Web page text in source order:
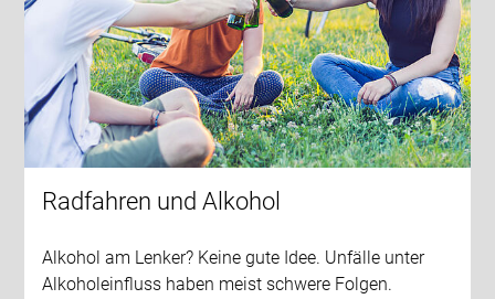
Radfahren und Alkohol
Alkohol am Lenker? Keine gute Idee. Unfälle unter
Alkoholeinfluss haben meist schwere Folgen.